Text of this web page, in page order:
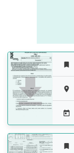




